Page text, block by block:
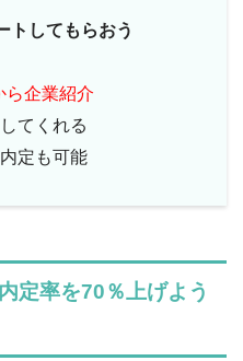
トしてもらおう
ら企業紹介
てくれる
定も可能
定率を70％上げよう